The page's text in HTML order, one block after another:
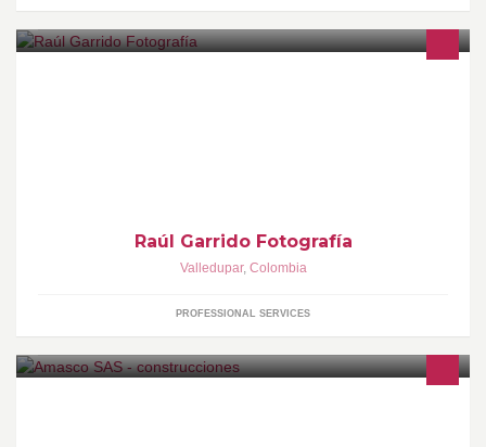
Raúl Garrido Fotografía
Valledupar, Colombia
PROFESSIONAL SERVICES